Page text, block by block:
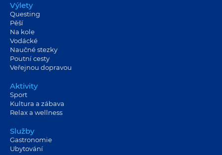
Výlety
Questing
Pěší
Na kole
Vodácké
Naučné stezky
Poutní cesty
Veřejnou dopravou
Aktivity
Sport
Kultura a zábava
Relax a wellness
Služby
Gastronomie
Ubytování